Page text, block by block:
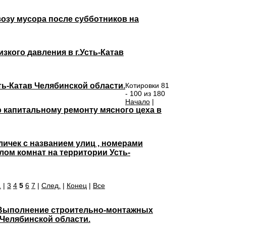
мусора после субботников на
давления в г.Усть-Катав
Катав Челябинской области.
ремонту мясного цеха в
с названием улиц , номерами
комнат на территории Усть-
строительно-монтажных
области.
Котировки 81
- 100 из 180
Начало |
| 3 4 5 6 7 | След. | Конец | Все